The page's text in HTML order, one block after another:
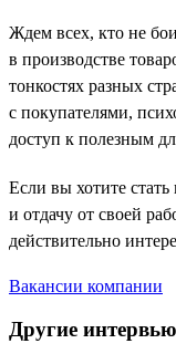
Ждем всех, кто не
в производстве
тонкостях разных
с покупателями,
доступ к полезным
Если вы хотите
и отдачу от своей
действительно
Вакансии компании
Другие